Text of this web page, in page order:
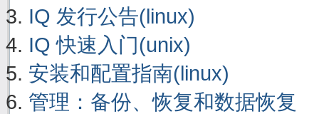
IQ 发行公告(linux)
IQ 快速入门(unix)
安装和配置指南(linux)
管理：备份、恢复和数据恢复